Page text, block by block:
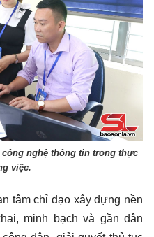
nghệ thông tin trong thực
việc.
tâm chỉ đạo xây dựng nền
minh bạch và gần dân